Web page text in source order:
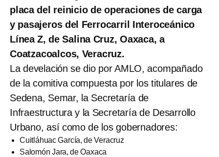
placa del reinicio de operaciones de carga
y pasajeros del Ferrocarril Interoceánico
Línea Z, de Salina Cruz, Oaxaca, a
Coatzacoalcos, Veracruz.
La develación se dio por AMLO, acompañado
de la comitiva compuesta por los titulares de
Sedena, Semar, la Secretaría de
Infraestructura y la Secretaría de Desarrollo
Urbano, así como de los gobernadores:
Cuitláhuac García, de Veracruz
Salomón Jara, de Oaxaca